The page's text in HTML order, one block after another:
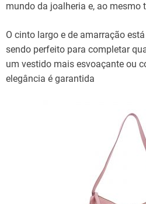
mundo da joalheria e, ao mesmo
O cinto largo e de amarração
sendo perfeito para completar
um vestido mais esvoaçante ou
elegância é garantida